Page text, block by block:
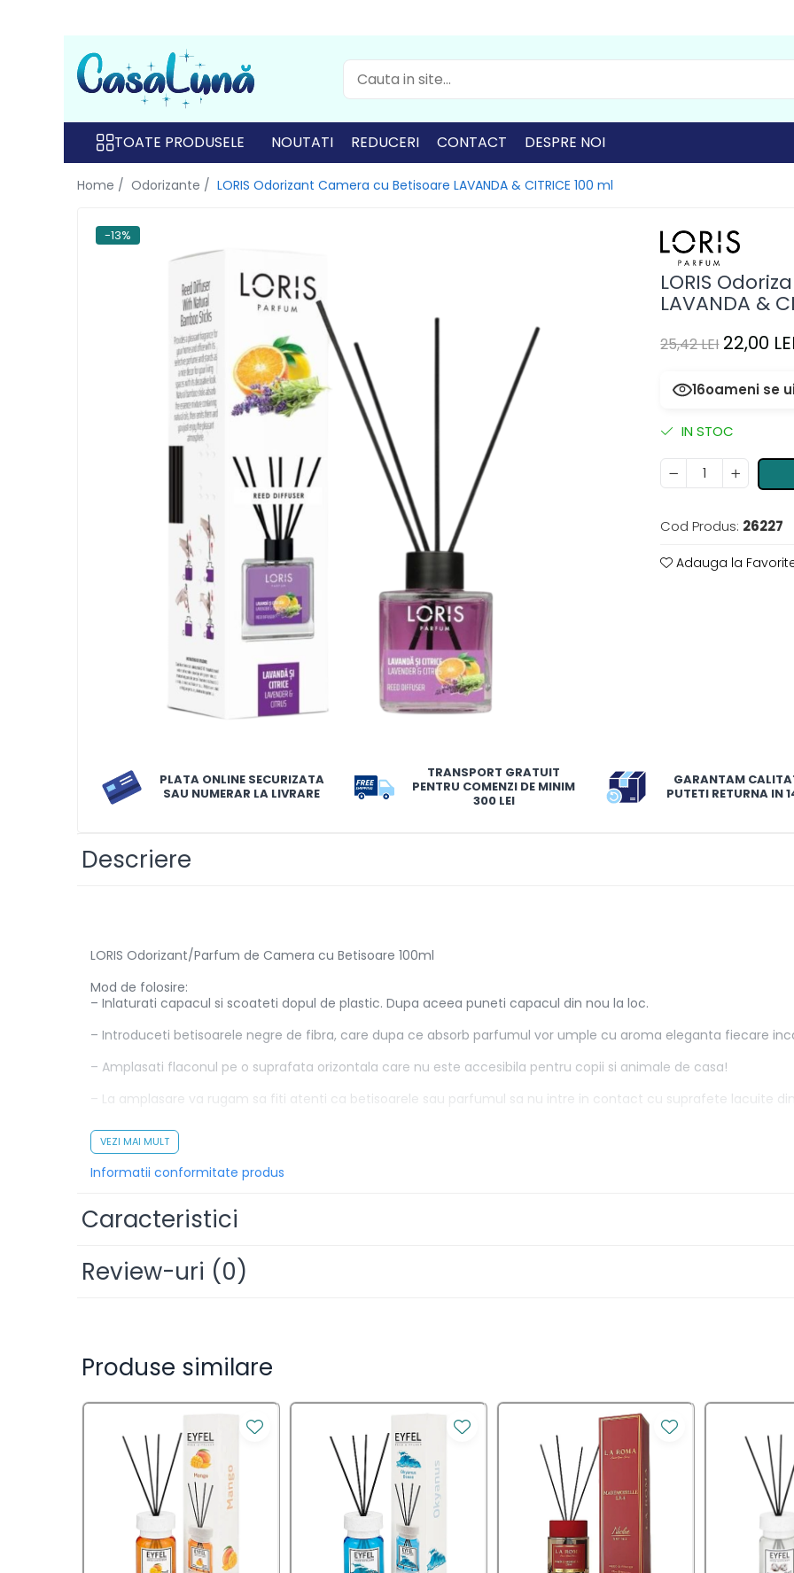
Toate Produsele
Gamma D'ORO
Gamma D'ORO
Gamma D'ORO Odorizant Cu
Betisoare 120 ml
EYFEL Odorizant Auto 10 ml
EYFEL Odorizant Camera cu
EYFEL Spray Odorizant 400 ml
Solutie de intretinere textile
Produse Dezinfectante-
Produse de uz casnic
Daunatoare
Diverse produse de uz casnic
Servetele Umede Multisuprfete
Bureti/Perie
Deo Incaltaminte
TOATE PRODUSELE NOUTATI REDUCERI CONTACT DESPRE NOI
Home / Odorizante / LORIS Odorizant Camera cu Betisoare LAVANDA & CITRICE 100 ml
LORIS
LAVANDA &
-13%
25,42 LEI 22,00
16oameni se
IN STOC
Cod Produs: 26227
Adauga la
PLATA ONLINE SECURIZATA
SAU NUMERAR LA LIVRARE
TRANSPORT GRATUIT
PENTRU COMENZI DE MINIM
300 LEI
GARANTAM
PUTETI RETURNA IN
Descriere
LORIS Odorizant/Parfum de Camera cu Betisoare 100ml
Mod de folosire:
– Inlaturati capacul si scoateti dopul de plastic. Dupa aceea puneti capacul din nou la loc.
– Introduceti betisoarele negre de fibra, care dupa ce absorb parfumul vor umple cu aroma eleganta fiecare
– Amplasati flaconul pe o suprafata orizontala care nu este accesibila pentru copii si animale de casa!
– La amplasare va rugam sa fiti atenti ca betisoarele sau parfumul sa nu intre in contact cu suprafete lacuite
– A se pastra la temperaturi intre 5-30 grade Celsius.
– Nu expuneti la lumina directa a soarelui!
VEZI MAI MULT
Informatii conformitate produs
Caracteristici
Review-uri (0)
Produse similare